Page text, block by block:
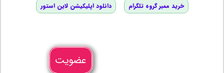
خرید ممبر گروه تلگرام دانلود اپلیکیشن لاین استور
عضویت